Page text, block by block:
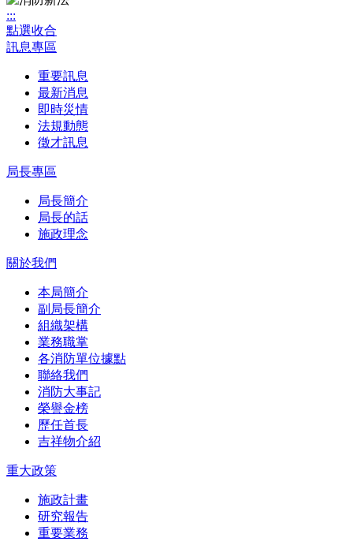
:::
點選收合
訊息專區
重要訊息
最新消息
即時災情
法規動態
徵才訊息
局長專區
局長簡介
局長的話
施政理念
關於我們
本局簡介
副局長簡介
組織架構
業務職掌
各消防單位據點
聯絡我們
消防大事記
榮譽金榜
歷任首長
吉祥物介紹
重大政策
施政計畫
研究報告
重要業務